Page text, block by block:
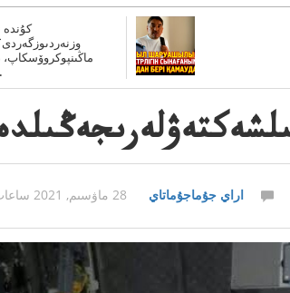
اراي جۇماجۇماتاي 28 ماۋسىم, 2021 ساعات 12:25